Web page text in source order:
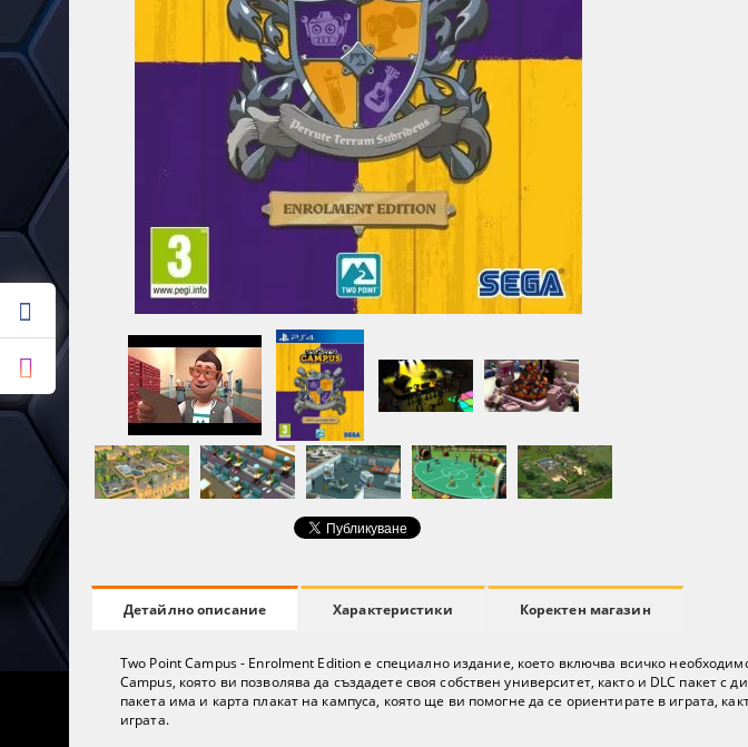
Детайлно описание Характеристики Коректен магазин
Two Point Campus - Enrolment Edition е специално издание, което включва всичко
Campus, която ви позволява да създадете своя собствен университет, както и DLC пакет
пакета има и карта плакат на кампуса, която ще ви помогне да се ориентирате в играта,
играта.